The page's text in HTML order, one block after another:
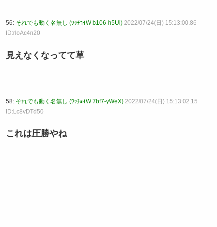
56: それでも動く名無し (ﾜｯﾁｮｲW b106-h5Ui) 2022/07/24(日) 15:13:00.86
ID:rloAc4n20
見えなくなってて草
58: それでも動く名無し (ﾜｯﾁｮｲW 7bf7-yWeX) 2022/07/24(日) 15:13:02.15
ID:Lc8vDTd50
これは圧勝やね